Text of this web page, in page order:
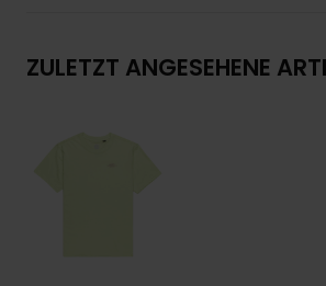
ZULETZT ANGESEHENE